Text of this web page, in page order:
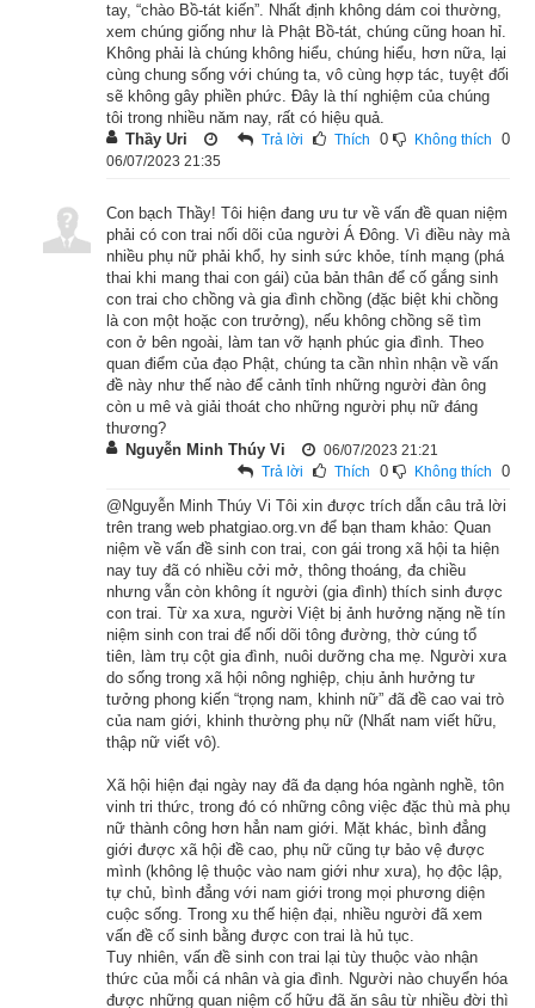
che bên trên Phật.
Người giữ vườn nhìn thấy phép mầu ấy, liền phủ phục xuống,
chí thành lễ bái Phật và phát lời nguyện lớn rằng: “Nhờ công
đức cúng dường cành hoa hôm nay, trong đời vị lai tôi nguyện
sẽ có thể vì những chúng sanh mù lòa mà cứu giúp cho được
quy y, những chúng sanh không người cứu hộ sẽ được cứu
hộ, những chúng sanh không được an ổn sẽ được an ổn,
những chúng sanh chưa nhập Niết-bàn sẽ được nhập Niết-
Khi người ấy phát nguyện rồi, đức Phật liền mỉm cười, từ nơi
trán, giữa hai lông mày phóng ra một đạo hào quang năm sắc,
bay quanh Phật ba vòng rồi lại theo chỗ trên trán Phật mà bay
Khi ấy, A-nan bạch Phật rằng: “Như Lai là đấng tôn quý, chẳng
vô cớ mà cười bao giờ. Nay vì nhân duyên gì mà Phật mỉm
cười, xin giảng giải cho được biết.”
Phật bảo A-nan: “Ngươi có nhìn thấy người giữ vườn dâng
cành hoa cúng dường ta chăng? Nhờ công đức ấy, trải qua ba
a-tăng-kỳ kiếp nữa người này sẽ thành Phật hiệu là Hoa
Thạnh, hóa độ chúng sanh nhiều vô số. Vì nhân duyên ấy mà
ta mỉm cười.”
Các vị tỳ-kheo nghe Phật thuyết nhân duyên này xong thảy
đều vui mừng tin nhận.
Hãy ủng hộ website bằng cách truy cập lịch vạn niên trên
xemvm.com. Lịch vạn niên của chúng tôi không chỉ có các
tính năng cơ bản như đổi lịch dương sang lịch âm,
lịch tiết khí xem ngày giờ Hoàng Đạo – Hắc Đạo, xem
ngày theo Ngọc hạp thông thư, xem ngày theo nhị thập bát tú
tay, “chào Bồ-tát kiến”. Nhất định không dám coi thường,
xem chúng giống như là Phật Bồ-tát, chúng cũng hoan hỉ.
Không phải là chúng không hiểu, chúng hiểu, hơn nữa, lại
cùng chung sống với chúng ta, vô cùng hợp tác, tuyệt đối
sẽ không gây phiền phức. Đây là thí nghiệm của chúng
tôi trong nhiều năm nay, rất có hiệu quả.
Thầy Uri
Trả lời Thích 0 Không thích 0
06/07/2023 21:35
Con bạch Thầy! Tôi hiện đang ưu tư về vấn đề quan niệm
phải có con trai nối dõi của người Á Đông. Vì điều này mà
nhiều phụ nữ phải khổ, hy sinh sức khỏe, tính mạng (phá
thai khi mang thai con gái) của bản thân để cố gắng sinh
con trai cho chồng và gia đình chồng (đặc biệt khi chồng
là con một hoặc con trưởng), nếu không chồng sẽ tìm
con ở bên ngoài, làm tan vỡ hạnh phúc gia đình. Theo
quan điểm của đạo Phật, chúng ta cần nhìn nhận về vấn
đề này như thế nào để cảnh tỉnh những người đàn ông
còn u mê và giải thoát cho những người phụ nữ đáng
thương?
Nguyễn Minh Thúy Vi
Trả lời Thích 0 Không thích 0
06/07/2023 21:21
@Nguyễn Minh Thúy Vi Tôi xin được trích dẫn câu trả lời
trên trang web phatgiao.org.vn để bạn tham khảo: Quan
niệm về vấn đề sinh con trai, con gái trong xã hội ta hiện
nay tuy đã có nhiều cởi mở, thông thoáng, đa chiều
nhưng vẫn còn không ít người (gia đình) thích sinh được
con trai. Từ xa xưa, người Việt bị ảnh hưởng nặng nề tín
niệm sinh con trai để nối dõi tông đường, thờ cúng tổ
tiên, làm trụ cột gia đình, nuôi dưỡng cha mẹ. Người xưa
do sống trong xã hội nông nghiệp, chịu ảnh hưởng tư
tưởng phong kiến “trọng nam, khinh nữ” đã đề cao vai trò
của nam giới, khinh thường phụ nữ (Nhất nam viết hữu,
thập nữ viết vô).
Xã hội hiện đại ngày nay đã đa dạng hóa ngành nghề, tôn
vinh tri thức, trong đó có những công việc đặc thù mà phụ
nữ thành công hơn hẳn nam giới. Mặt khác, bình đẳng
giới được xã hội đề cao, phụ nữ cũng tự bảo vệ được
mình (không lệ thuộc vào nam giới như xưa), họ độc lập,
tự chủ, bình đẳng với nam giới trong mọi phương diện
cuộc sống. Trong xu thế hiện đại, nhiều người đã xem
vấn đề cố sinh bằng được con trai là hủ tục.
Tuy nhiên, vấn đề sinh con trai lại tùy thuộc vào nhận
thức của mỗi cá nhân và gia đình. Người nào chuyển hóa
được những quan niệm cố hữu đã ăn sâu từ nhiều đời thì